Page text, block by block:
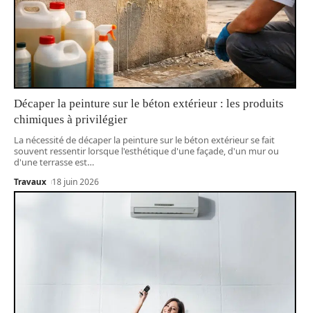
Décaper la peinture sur le béton extérieur : les produits
chimiques à privilégier
La nécessité de décaper la peinture sur le béton extérieur se fait
souvent ressentir lorsque l'esthétique d'une façade, d'un mur ou
d'une terrasse est…
Travaux 18 juin 2026